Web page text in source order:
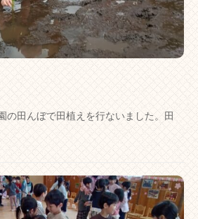
の田んぼで田植えを行ないました。田